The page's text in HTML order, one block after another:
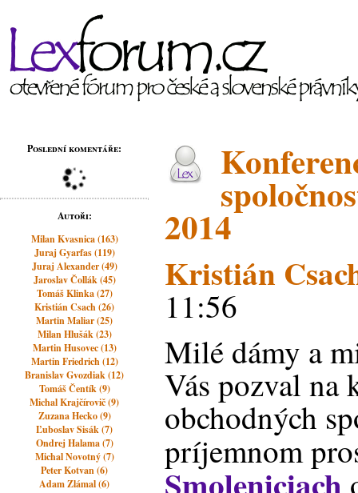
Poslední komentáře:
Autoři:
Milan Kvasnica (163)
Juraj Gyarfas (119)
Juraj Alexander (49)
Jaroslav Čollák (45)
Tomáš Klinka (27)
Kristián Csach (26)
Martin Maliar (25)
Milan Hlušák (23)
Martin Husovec (13)
Martin Friedrich (12)
Branislav Gvozdiak (12)
Tomáš Čentík (9)
Michal Krajčírovič (9)
Zuzana Hecko (9)
Ľuboslav Sisák (7)
Ondrej Halama (7)
Michal Novotný (7)
Peter Kotvan (6)
Adam Zlámal (6)
2014
Kristián
11:56
Milé dámy a
Vás pozval na
obchodných
príjemnom
Smoleniciach